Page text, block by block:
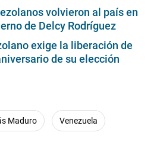
volvieron al país en
de Delcy Rodríguez
exige la liberación de
de su elección
Maduro Venezuela